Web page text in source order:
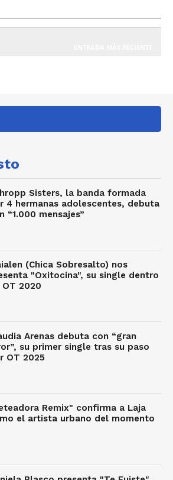
Sisters, la banda formada
4 hermanas adolescentes, debuta
“1.000 mensajes”
(Chica Sobresalto) nos
"Oxitocina", su single dentro
OT 2020
Arenas debuta con “gran
su primer single tras su paso
OT 2025
Remix" confirma a Laja
el artista urbano del momento